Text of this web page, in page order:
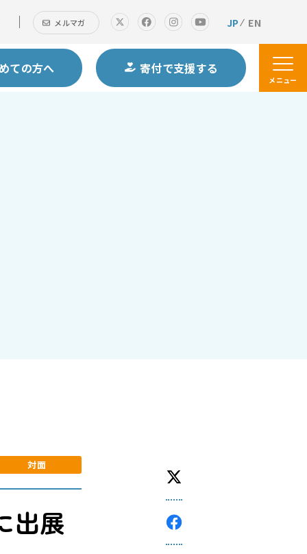
メルマガ JP EN
ての方へ 寄付で支援する
メニュー
対面
出展